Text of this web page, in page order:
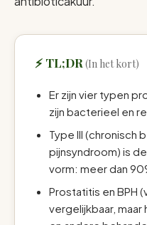
TL;DR
Er zijn vier typen
zijn bacterieel en
Type III (chronisch
pijnsyndroom) is
vorm: meer dan
Prostatitis en BPH
vergelijkbaar,